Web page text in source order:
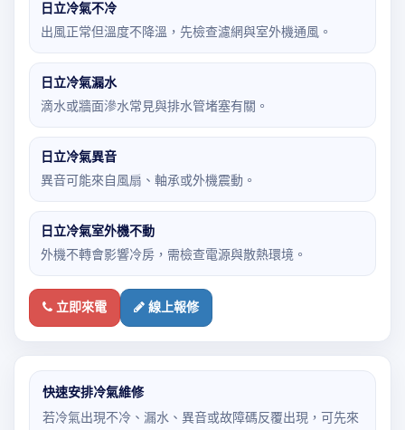
日立冷氣不冷
出風正常但溫度不降溫，先檢查濾網與室外機通風。
日立冷氣漏水
滴水或牆面滲水常見與排水管堵塞有關。
日立冷氣異音
異音可能來自風扇、軸承或外機震動。
日立冷氣室外機不動
外機不轉會影響冷房，需檢查電源與散熱環境。
立即來電 線上報修
快速安排冷氣維修
若冷氣出現不冷、漏水、異音或故障碼反覆出現，可先來